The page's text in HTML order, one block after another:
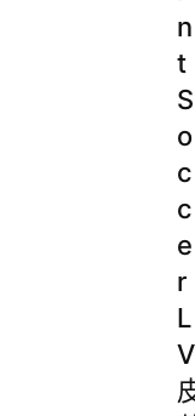
n
t
S
o
c
c
e
r
L
V